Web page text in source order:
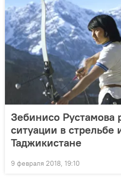
Зебинисо Рустамова
ситуации в стрельбе
Таджикистане
9 февраля 2018, 19:10